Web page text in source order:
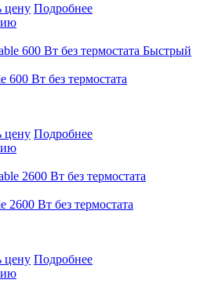
цену Подробнее
Быстрый
Вт без термостата
цену Подробнее
Вт без термостата
цену Подробнее